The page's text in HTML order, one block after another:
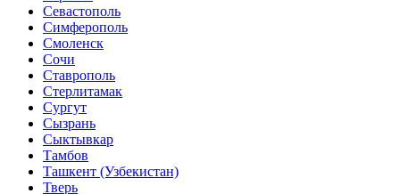
Севастополь
Симферополь
Смоленск
Сочи
Ставрополь
Стерлитамак
Сургут
Сызрань
Сыктывкар
Тамбов
Ташкент (Узбекистан)
Тверь